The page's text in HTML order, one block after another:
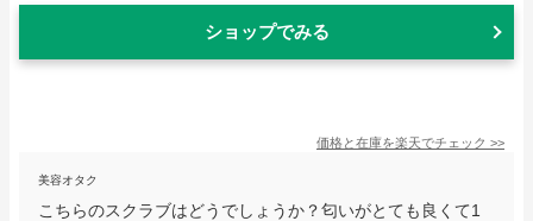
ショップでみる
価格と在庫を楽天でチェック >>
美容オタク
こちらのスクラブはどうでしょうか？匂いがとても良くて1